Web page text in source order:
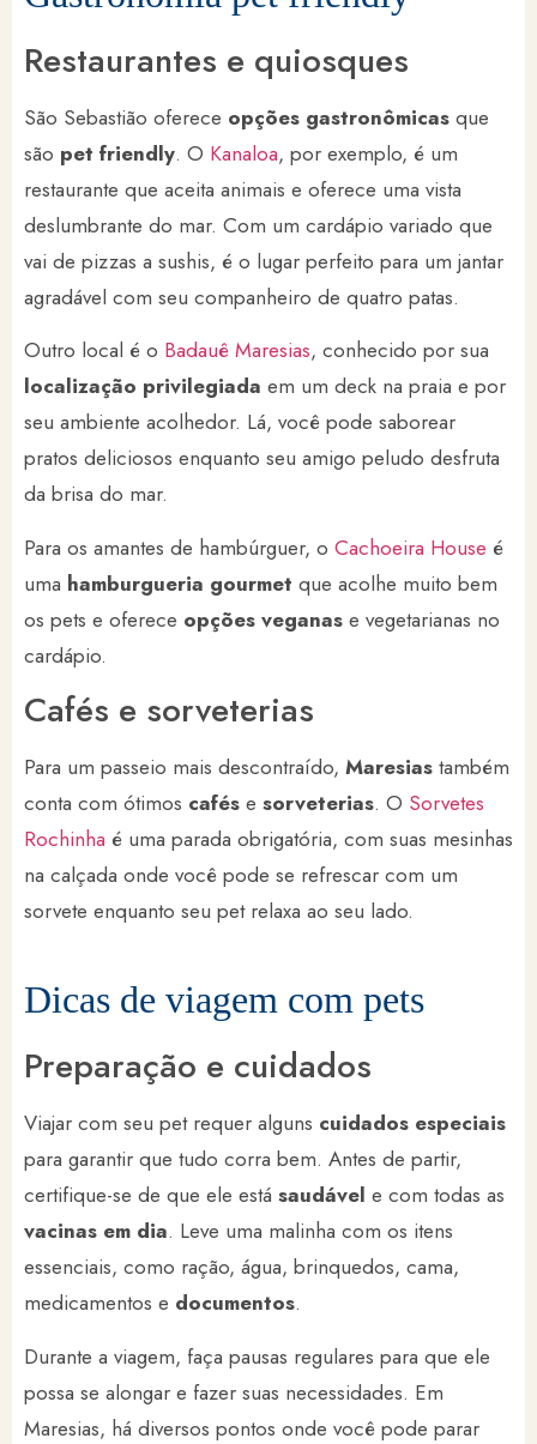
Restaurantes e quiosques
São Sebastião oferece opções gastronômicas que
são pet friendly. O Kanaloa, por exemplo, é um
restaurante que aceita animais e oferece uma vista
deslumbrante do mar. Com um cardápio variado que
vai de pizzas a sushis, é o lugar perfeito para um jantar
agradável com seu companheiro de quatro patas.
Outro local é o Badauê Maresias, conhecido por sua
localização privilegiada em um deck na praia e por
seu ambiente acolhedor. Lá, você pode saborear
pratos deliciosos enquanto seu amigo peludo desfruta
da brisa do mar.
Para os amantes de hambúrguer, o Cachoeira House é
uma hamburgueria gourmet que acolhe muito bem
os pets e oferece opções veganas e vegetarianas no
cardápio.
Cafés e sorveterias
Para um passeio mais descontraído, Maresias também
conta com ótimos cafés e sorveterias. O Sorvetes
Rochinha é uma parada obrigatória, com suas mesinhas
na calçada onde você pode se refrescar com um
sorvete enquanto seu pet relaxa ao seu lado.
Dicas de viagem com pets
Preparação e cuidados
Viajar com seu pet requer alguns cuidados especiais
para garantir que tudo corra bem. Antes de partir,
certifique-se de que ele está saudável e com todas as
vacinas em dia. Leve uma malinha com os itens
essenciais, como ração, água, brinquedos, cama,
medicamentos e documentos.
Durante a viagem, faça pausas regulares para que ele
possa se alongar e fazer suas necessidades. Em
Maresias, há diversos pontos onde você pode parar